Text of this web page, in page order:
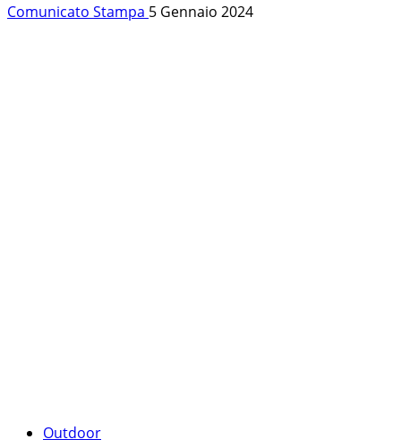
Comunicato Stampa 5 Gennaio 2024
Outdoor